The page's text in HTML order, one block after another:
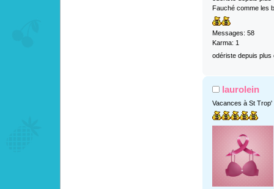
Fauché comme les
Messages: 58
Karma: 1
odériste depuis plus
laurolein
Vacances à St Trop'